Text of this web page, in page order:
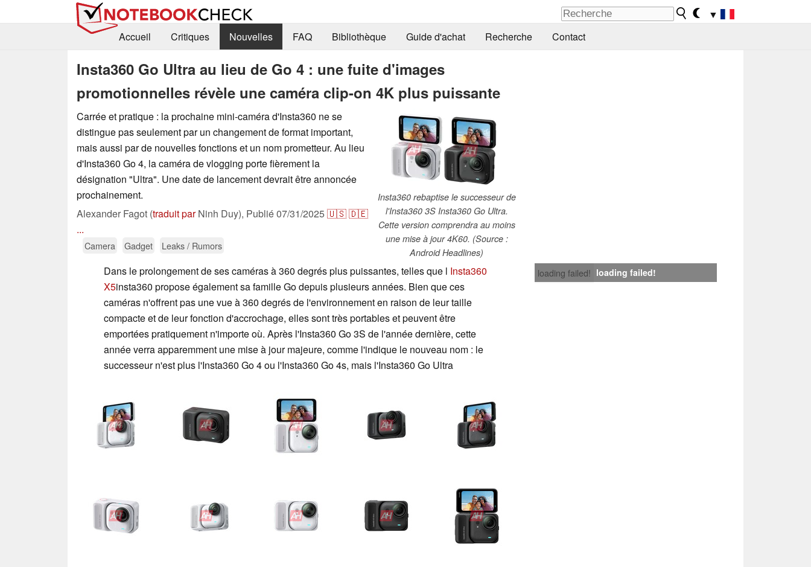
▼
Accueil
Critiques Nouvelles FAQ Bibliothèque Guide d'achat Recherche Contact
Insta360 Go Ultra au lieu de Go 4 : une fuite d'images
promotionnelles révèle une caméra clip-on 4K plus puissante
Insta360 rebaptise le successeur de
l'Insta360 3S Insta360 Go Ultra.
Cette version comprendra au moins
une mise à jour 4K60. (Source :
Android Headlines)
Carrée et pratique : la prochaine mini-caméra d'Insta360 ne se
distingue pas seulement par un changement de format important,
mais aussi par de nouvelles fonctions et un nom prometteur. Au lieu
d'Insta360 Go 4, la caméra de vlogging porte fièrement la
désignation "Ultra". Une date de lancement devrait être annoncée
prochainement.
Alexander Fagot (traduit parNinh Duy), Publié07/31/2025🇺🇸🇩🇪
...
Camera Gadget Leaks / Rumors
loading failed! loading failed!
Dans le prolongement de ses caméras à 360 degrés plus puissantes, telles que l Insta360
X5insta360 propose également sa famille Go depuis plusieurs années. Bien que ces
caméras n'offrent pas une vue à 360 degrés de l'environnement en raison de leur taille
compacte et de leur fonction d'accrochage, elles sont très portables et peuvent être
emportées pratiquement n'importe où. Après l'Insta360 Go 3S de l'année dernière, cette
année verra apparemment une mise à jour majeure, comme l'indique le nouveau nom : le
successeur n'est plus l'Insta360 Go 4 ou l'Insta360 Go 4s, mais l'Insta360 Go Ultra